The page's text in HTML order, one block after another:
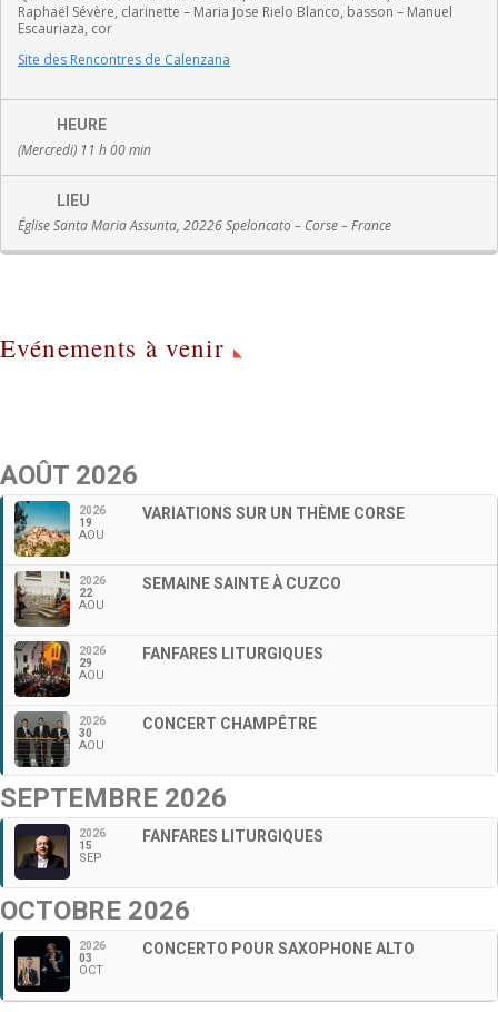
Raphaël Sévère, clarinette – Maria Jose Rielo Blanco, basson – Manuel
Escauriaza, cor
Site des Rencontres de Calenzana
HEURE
(Mercredi) 11 h 00 min
LIEU
Église Santa Maria Assunta, 20226 Speloncato – Corse – France
Evénements à venir
AOÛT 2026
2026
19
AOU
VARIATIONS SUR UN THÈME CORSE
2026
22
AOU
SEMAINE SAINTE À CUZCO
2026
29
AOU
FANFARES LITURGIQUES
2026
30
AOU
CONCERT CHAMPÊTRE
SEPTEMBRE 2026
2026
15
SEP
FANFARES LITURGIQUES
OCTOBRE 2026
2026
03
OCT
CONCERTO POUR SAXOPHONE ALTO